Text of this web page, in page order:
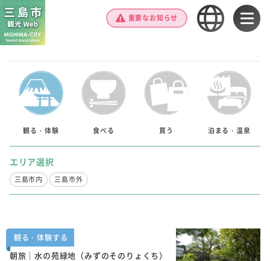
重要なお知らせ
観る・体験 食べる 買う 泊まる・温泉
エリア選択
三島市内 三島市外
観る・体験する
朝旅｜水の苑緑地（みずのそのりょくち）